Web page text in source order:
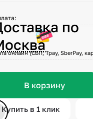
по
онлайн (СБП, Tpay, SberPay,
В корзину
Купить в 1 клик